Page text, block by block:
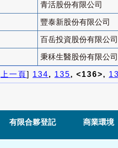
青活股份有限公司
豐泰新股份有限公司
百岳投資股份有限公司
秉秝生醫股份有限公司
上一頁] 134, 135, <136>,
有限合夥登記 商業環境